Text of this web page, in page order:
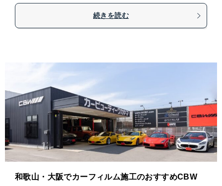
続きを読む
和歌山・大阪でカーフィルム施工のおすすめCBW